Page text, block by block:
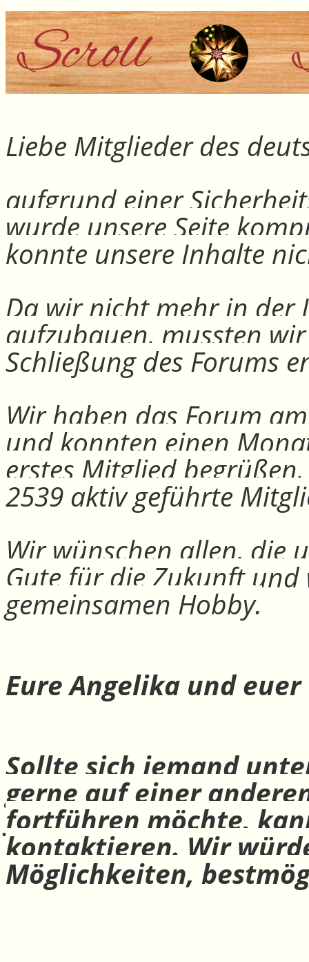
Liebe Mitglieder des
aufgrund einer
wurde unsere Seite
konnte unsere Inhalte
Da wir nicht mehr in der
aufzubauen, mussten
Schließung des Forums
Wir haben das Forum
und konnten einen
erstes Mitglied
2539 aktiv geführte
Wir wünschen allen, die
Gute für die Zukunft
gemeinsamen Hobby.
Eure Angelika und
Sollte sich jemand
gerne auf einer
fortführen möchte,
kontaktieren. Wir
Möglichkeiten,